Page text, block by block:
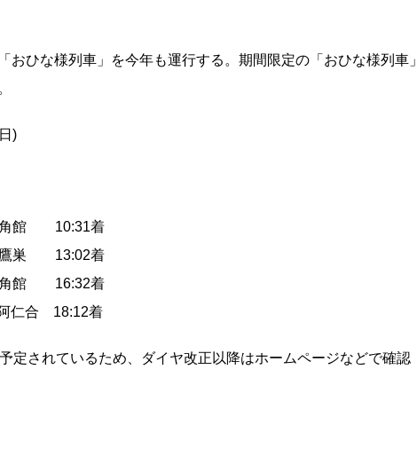
ひな様列車」を今年も運行する。期間限定の「おひな様列車」
)
角館 10:31着
巣 13:02着
館 16:32着
18:12着
定されているため、ダイヤ改正以降はホームページなどで確認